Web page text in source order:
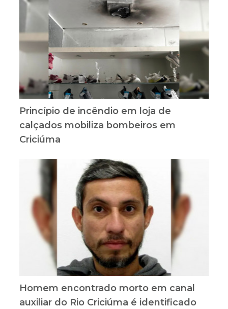
Princípio de incêndio em loja de
calçados mobiliza bombeiros em
Criciúma
Homem encontrado morto em canal
auxiliar do Rio Criciúma é identificado